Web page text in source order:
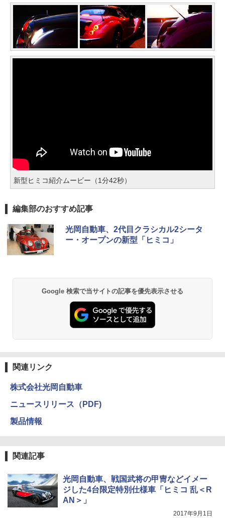
新型ヒミコ紹介ムービー（1分42秒）
編集部のおすすめ記事
光岡自動車、2代目クラシカル2シータ
ー・オープンの新型「ヒミコ」
Google 検索で当サイトの記事を優先表示させる
関連リンク
株式会社光岡自動車
ニュースリリース（PDF)
製品情報
関連記事
光岡自動車、戦国武将の甲冑などイメー
ジした4台限定特別仕様車「ヒミコ 乱＜R
AN＞」
2017年9月1日